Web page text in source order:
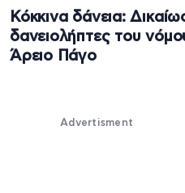
Κόκκινα δάνεια:
δανειολήπτες του
Άρειο Πάγο
Advertisment